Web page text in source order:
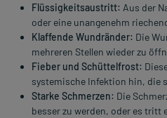
Flüssigkeitsaustritt: Aus der
oder eine unangenehm
Klaffende Wundränder: Die
mehreren Stellen wieder zu
Fieber und Schüttelfrost:
systemische Infektion hin, die
Starke Schmerzen: Die
besser zu werden, oder es tritt